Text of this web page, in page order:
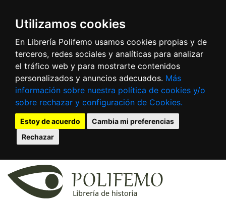
Utilizamos cookies
En Librería Polifemo usamos cookies propias y de
terceros, redes sociales y analíticas para analizar
el tráfico web y para mostrarte contenidos
personalizados y anuncios adecuados. Más
información sobre nuestra política de cookies y/o
sobre rechazar y configuración de Cookies.
Estoy de acuerdo
Cambia mi preferencias
Rechazar